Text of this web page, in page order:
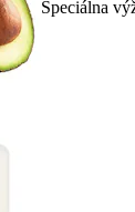
Špeciálna